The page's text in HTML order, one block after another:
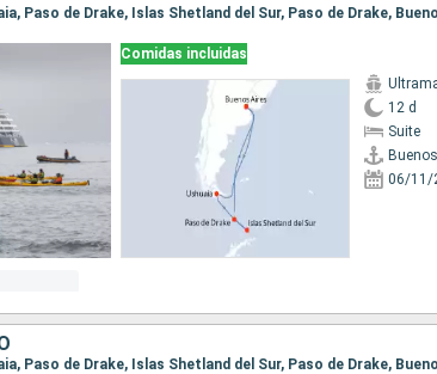
Paso de Drake, Islas Shetland del Sur, Paso de Drake,
Comidas incluidas
12 d
Suite
06/11/
Paso de Drake, Islas Shetland del Sur, Paso de Drake,